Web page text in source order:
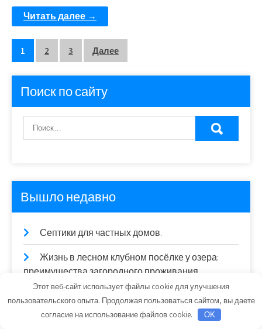
Читать далее →
Пагинация
записей
1 2 3 Далее
Поиск по сайту
Вышло недавно
Септики для частных домов.
Жизнь в лесном клубном посёлке у озера:
преимущества загородного проживания.
Откосы для окон Qunell: как подобрать
Этот веб-сайт использует файлы cookie для улучшения
пользовательского опыта. Продолжая пользоваться сайтом, вы даете
согласие на использование файлов cookie.
OK